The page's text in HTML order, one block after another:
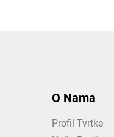
O Nama
Profil Tvrtke